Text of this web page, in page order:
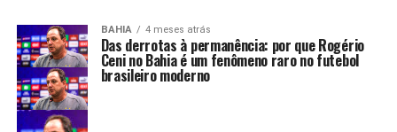
BAHIA 4 meses atrás
Das derrotas à permanência: por que Rogério
Ceni no Bahia é um fenômeno raro no futebol
brasileiro moderno